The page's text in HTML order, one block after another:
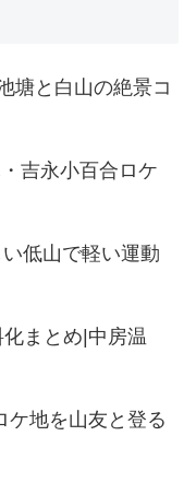
塘と白山の絶景コ
吉永小百合ロケ
低山で軽い運動
まとめ|中房温
ケ地を山友と登る